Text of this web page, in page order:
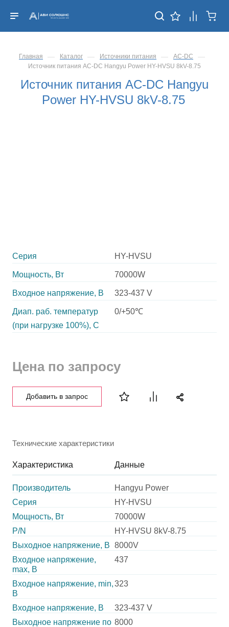
Главная — Каталог — Источники питания — AC-DC —
Источник питания AC-DC Hangyu Power HY-HVSU 8kV-8.75
Источник питания AC-DC Hangyu
Power HY-HVSU 8kV-8.75
Серия HY-HVSU
Мощность, Вт 70000W
Входное напряжение, В 323-437 V
Диап. раб. температур
(при нагрузке 100%), C
0/+50℃
Цена по запросу
Добавить в запрос
Технические характеристики
Характеристика Данные
Производитель
Hangyu Power
Серия
HY-HVSU
Мощность, Вт
70000W
P/N
HY-HVSU 8kV-8.75
Выходное напряжение, В 8000V
Входное напряжение,
max, В
437
Входное напряжение, min,
В
323
Входное напряжение, В
323-437 V
Выходное напряжение по 8000